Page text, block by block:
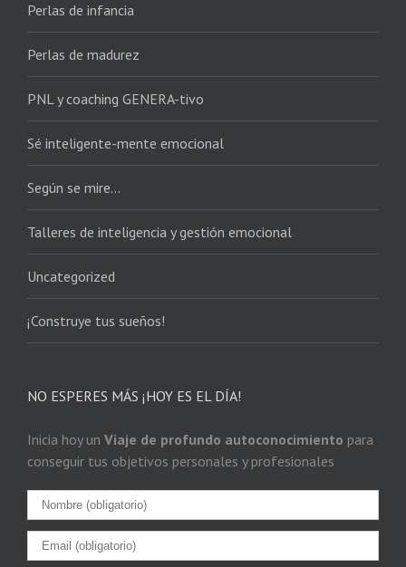
Perlas de infancia
Perlas de madurez
PNL y coaching GENERA-tivo
Sé inteligente-mente emocional
Según se mire…
Talleres de inteligencia y gestión emocional
Uncategorized
¡Construye tus sueños!
NO ESPERES MÁS ¡HOY ES EL DÍA!
Inicia hoy un Viaje de profundo autoconocimiento para
conseguir tus objetivos personales y profesionales